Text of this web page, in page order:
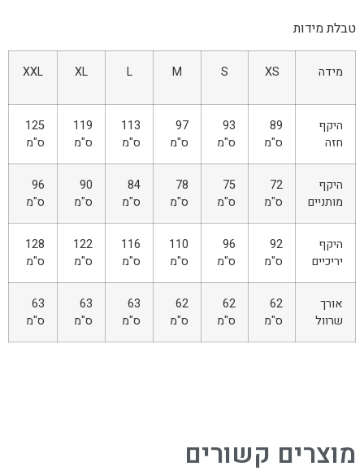
טבלת מידות
מידה XS
S
M
L
XL
XXL
היקף
חזה
89
ס"מ
93
ס"מ
97
ס"מ
113
ס"מ
119
ס"מ
125
ס"מ
היקף
מותניים
72
ס"מ
75
ס"מ
78
ס"מ
84
ס"מ
90
ס"מ
96
ס"מ
היקף
יריכיים
92
ס"מ
96
ס"מ
110
ס"מ
116
ס"מ
122
ס"מ
128
ס"מ
אורך
שרוול
62
ס"מ
62
ס"מ
62
ס"מ
63
ס"מ
63
ס"מ
63
ס"מ
מוצרים קשורים